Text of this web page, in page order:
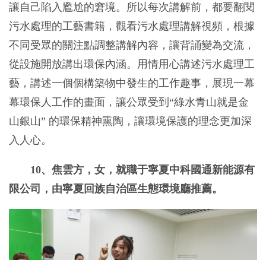
讓自己陷入尷尬的窘境。所以每次講解前，都要翻閱
污水處理的工藝書籍，觀看污水處理講解視頻，根據
不同受眾的關注點調整講解內容，讓背誦變為交流，
從設施開放講出環保內涵。用情用心講述污水處理工
藝，講述一個個構築物中發生的工作趣事，展現一幕
幕環保人工作的畫面，讓公眾受到“綠水青山就是金
山銀山” 的環保精神熏陶，讓環境保護的理念更加深
入人心。
10、焦雲方，女，就職于寧夏中科國通新能源有
限公司，由寧夏回族自治區生態環境廳推薦。